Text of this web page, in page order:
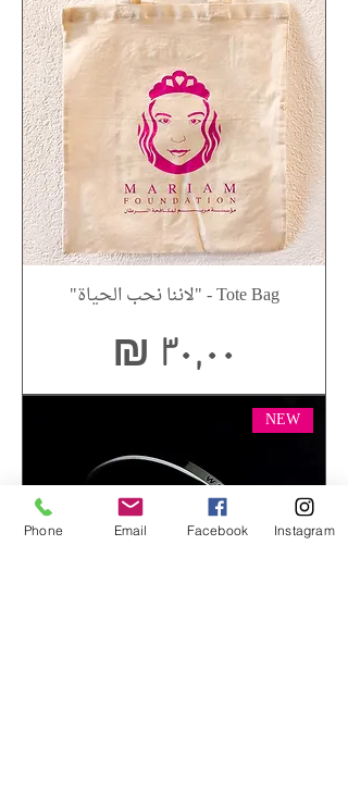
Tote Bag - "لاننا نحب الحياة"
السعر
NEW
Phone Email Facebook Instagram